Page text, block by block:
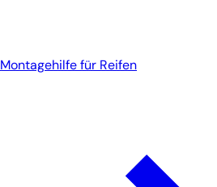
Montagehilfe für Reifen